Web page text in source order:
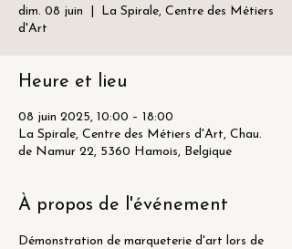
dim. 08 juin
La Spirale, Centre des Métiers
d'Art
Heure et lieu
08 juin 2025, 10:00 – 18:00
La Spirale, Centre des Métiers d'Art, Chau.
de Namur 22, 5360 Hamois, Belgique
À propos de l'événement
Démonstration de marqueterie d'art lors de